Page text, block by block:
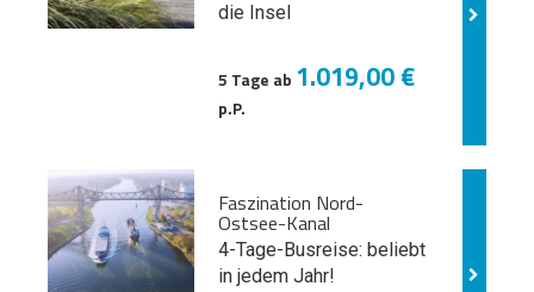
die Insel
5 Tage ab 1.019,00 €
p.P.
Faszination Nord-
Ostsee-Kanal
4-Tage-Busreise: beliebt
in jedem Jahr!